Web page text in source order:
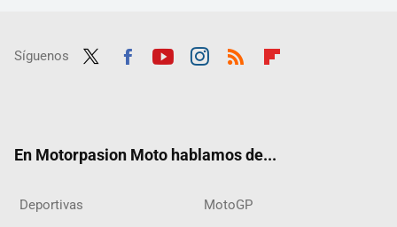
Síguenos
En Motorpasion Moto hablamos de...
Deportivas MotoGP